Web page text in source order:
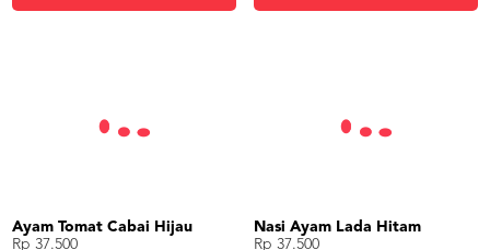
Ayam Tomat Cabai Hijau
Rp 37.500
Nasi Ayam Lada Hitam
Rp 37.500